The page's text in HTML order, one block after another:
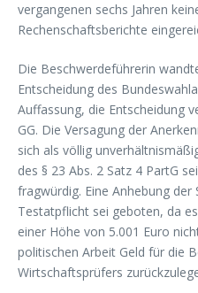
vergangenen sechs Jahren
Rechenschaftsberichte
Die Beschwerdeführerin
Entscheidung des
Auffassung, die Entscheidung
GG. Die Versagung der
sich als völlig
des § 23 Abs. 2 Satz 4 PartG
fragwürdig. Eine Anhebung
Testatpflicht sei geboten, da
einer Höhe von 5.001 Euro
politischen Arbeit Geld für die
Wirtschaftsprüfers